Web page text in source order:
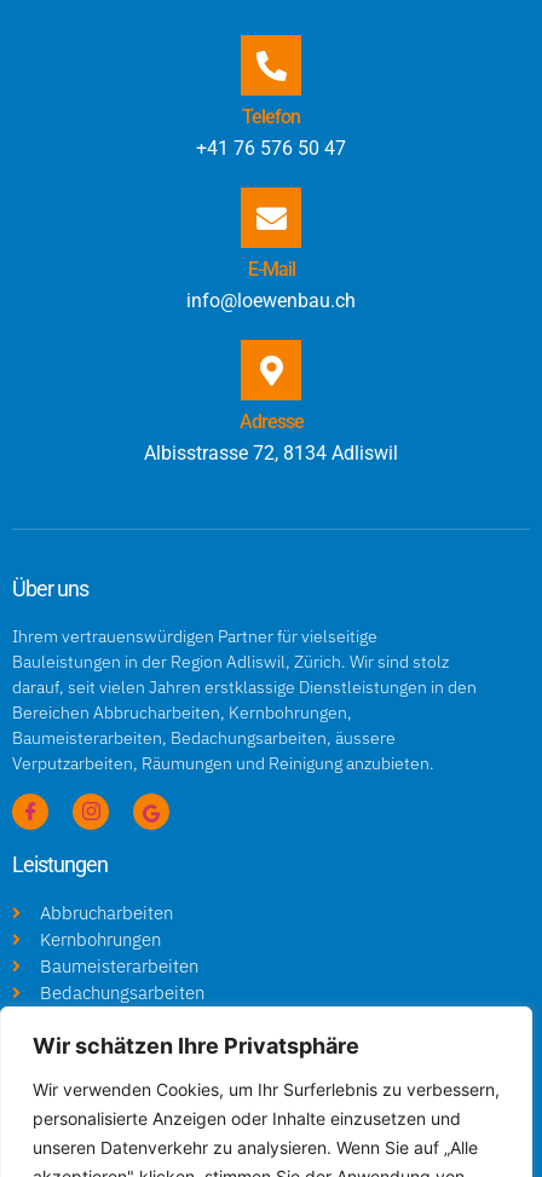
Wir schätzen Ihre Privatsphäre
Wir verwenden Cookies, um Ihr Surferlebnis zu verbessern,
personalisierte Anzeigen oder Inhalte einzusetzen und
unseren Datenverkehr zu analysieren. Wenn Sie auf „Alle
Telefon
+41 76 576 50 47
E-Mail
info@loewenbau.ch
Adresse
Albisstrasse 72, 8134 Adliswil
Über uns
Ihrem vertrauenswürdigen Partner für vielseitige
Bauleistungen in der Region Adliswil, Zürich. Wir sind stolz
darauf, seit vielen Jahren erstklassige Dienstleistungen in den
Bereichen Abbrucharbeiten, Kernbohrungen,
Baumeisterarbeiten, Bedachungsarbeiten, äussere
Verputzarbeiten, Räumungen und Reinigung anzubieten.
Leistungen
Abbrucharbeiten
Kernbohrungen
Baumeisterarbeiten
Bedachungsarbeiten
Räumungen und Reinigung
Informationen
Impressum
Datenschutz